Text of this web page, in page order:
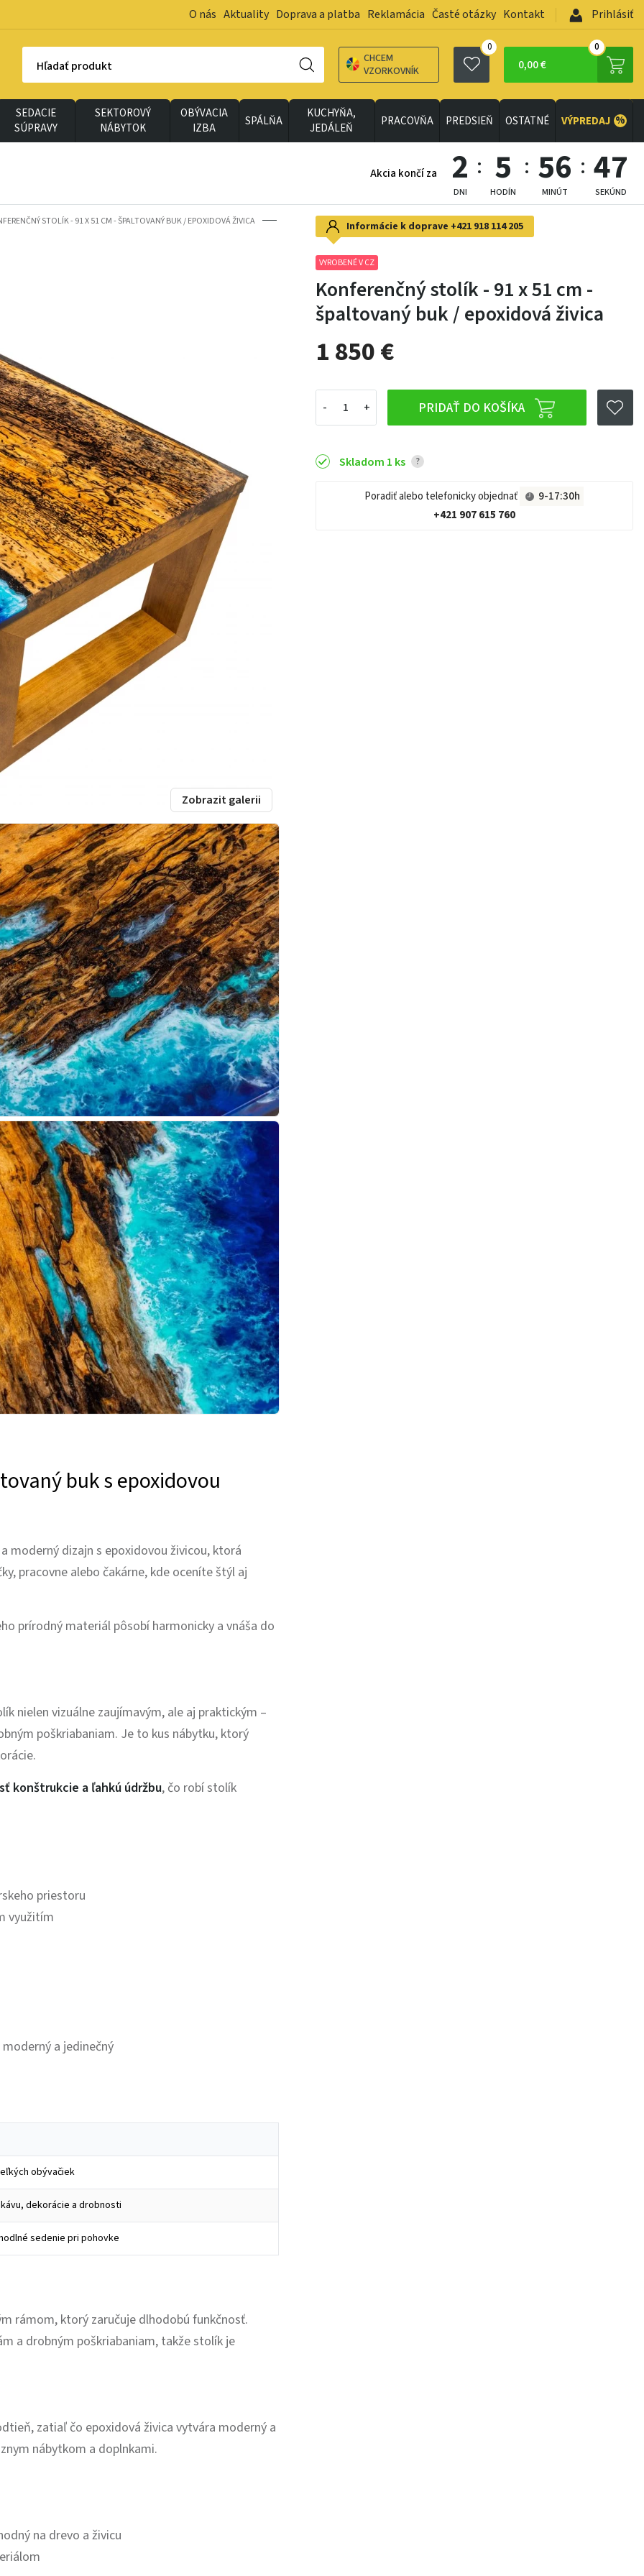
O nás Aktuality Doprava a platba Reklamácia Časté otázky Kontakt Prihlásiť
Hľadať produkt
CHCEM
VZORKOVNÍK
0
0,00 €
0
SEDACIE
SÚPRAVY
SEKTOROVÝ
NÁBYTOK
OBÝVACIA
IZBA
SPÁLŇA
KUCHYŇA,
JEDÁLEŇ
PRACOVŇA PREDSIEŇ OSTATNÉ VÝPREDAJ %
Akcia končí za 2
DNI
5
HODÍN
56
MINÚT
45
SEKÚND
STOLÍK - 91 X 51 CM - ŠPALTOVANÝ BUK / EPOXIDOVÁ ŽIVICA Informácie k doprave +421 918 114 205
VYROBENÉ V CZ
Konferenčný stolík - 91 x 51 cm -
špaltovaný buk / epoxidová živica
1 850 €
PRIDAŤ DO KOŠÍKA
Skladom 1 ks ?
Poradiť alebo telefonicky objednať
9-17:30h
+421 907 615 760
Zobrazit galerii
buk s epoxidovou
moderný dizajn s epoxidovou živicou, ktorá
pracovne alebo čakárne, kde oceníte štýl aj
prírodný materiál pôsobí harmonicky a vnáša do
nielen vizuálne zaujímavým, ale aj praktickým –
poškriabaniam. Je to kus nábytku, ktorý
konštrukcie a ľahkú údržbu, čo robí stolík
priestoru
využitím
a jedinečný
obývačiek
dekorácie a drobnosti
sedenie pri pohovke
rámom, ktorý zaručuje dlhodobú funkčnosť.
a drobným poškriabaniam, takže stolík je
zatiaľ čo epoxidová živica vytvára moderný a
nábytkom a doplnkami.
na drevo a živicu